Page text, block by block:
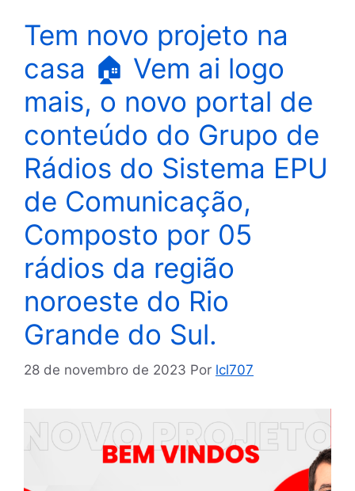
Tem novo projeto na
casa 🏠 Vem ai logo
mais, o novo portal de
conteúdo do Grupo de
Rádios do Sistema EPU
de Comunicação,
Composto por 05
rádios da região
noroeste do Rio
Grande do Sul.
28 de novembro de 2023 Por lcl707